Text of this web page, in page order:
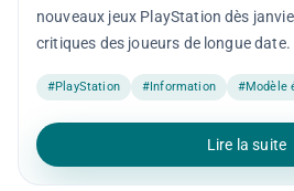
nouveaux jeux PlayStation dès
critiques des joueurs de longue date.
#PlayStation #Information #Modèle
Lire la suite